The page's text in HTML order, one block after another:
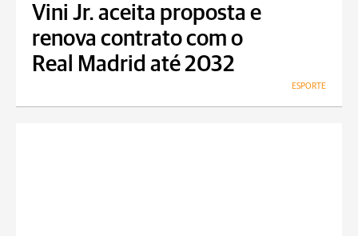
Vini Jr. aceita proposta e
renova contrato com o
Real Madrid até 2032
ESPORTE